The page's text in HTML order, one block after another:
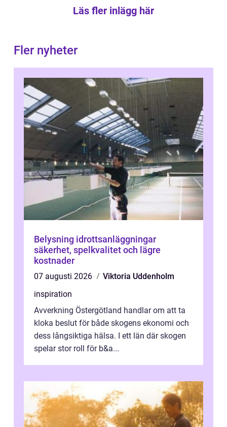
Läs fler inlägg här
Fler nyheter
Belysning idrottsanläggningar
säkerhet, spelkvalitet och lägre
kostnader
07 augusti 2026
Viktoria Uddenholm
inspiration
Avverkning Östergötland handlar om att ta
kloka beslut för både skogens ekonomi och
dess långsiktiga hälsa. I ett län där skogen
spelar stor roll för b&a...